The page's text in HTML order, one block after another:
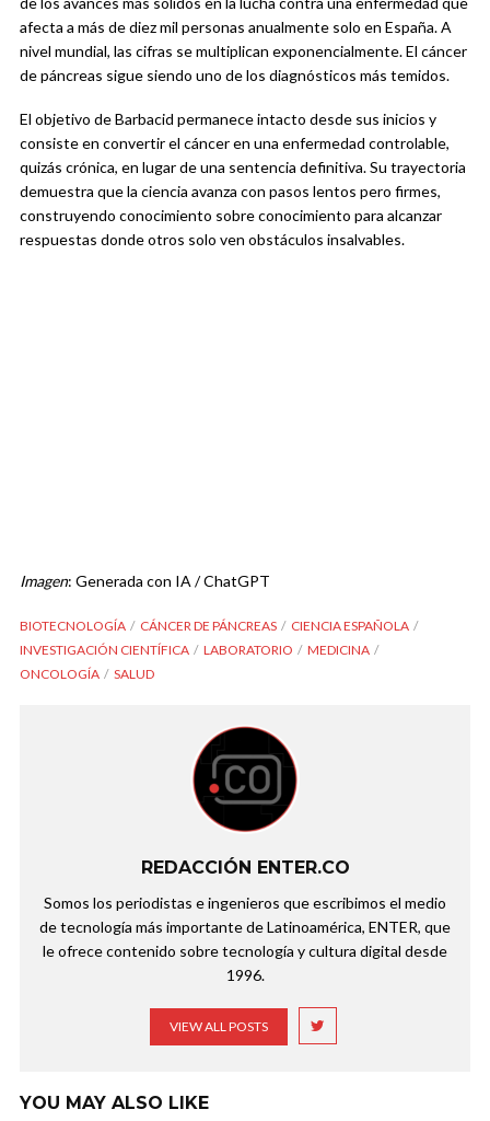
afecta a más de diez mil personas anualmente solo en España. A
nivel mundial, las cifras se multiplican exponencialmente. El cáncer
de páncreas sigue siendo uno de los diagnósticos más temidos.
El objetivo de Barbacid permanece intacto desde sus inicios y
consiste en convertir el cáncer en una enfermedad controlable,
quizás crónica, en lugar de una sentencia definitiva. Su trayectoria
demuestra que la ciencia avanza con pasos lentos pero firmes,
construyendo conocimiento sobre conocimiento para alcanzar
respuestas donde otros solo ven obstáculos insalvables.
Imagen: Generada con IA / ChatGPT
BIOTECNOLOGÍA CÁNCER DE PÁNCREAS
CIENCIA ESPAÑOLA
INVESTIGACIÓN CIENTÍFICA
LABORATORIO
MEDICINA
ONCOLOGÍA
SALUD
REDACCIÓN ENTER.CO
Somos los periodistas e ingenieros que escribimos el medio
de tecnología más importante de Latinoamérica, ENTER, que
le ofrece contenido sobre tecnología y cultura digital desde
1996.
VIEW ALL POSTS
YOU MAY ALSO LIKE